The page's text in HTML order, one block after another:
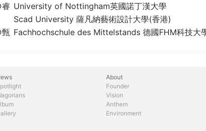
University of Nottingham英國諾丁漢大學
Scad University 薩凡納藝術設計大學(香港)
Fachhochschule des Mittelstands 德國FHM科技大
About
Founder
Vision
Anthem
Environment